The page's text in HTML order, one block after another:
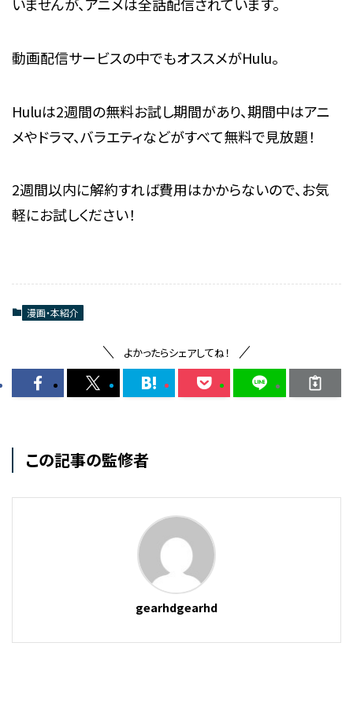
動画配信サービスの中でもオススメがHulu。
Huluは2週間の無料お試し期間があり、期間中はアニ
メやドラマ、バラエティなどがすべて無料で見放題！
2週間以内に解約すれば費用はかからないので、お気
軽にお試しください！
漫画・本紹介
よかったらシェアしてね！
この記事の監修者
gearhdgearhd